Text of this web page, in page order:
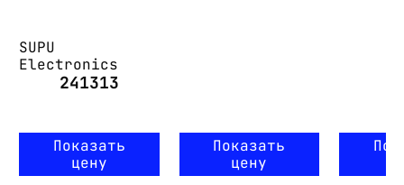
SUPU
Electronics
241313
Показать
цену
Показать
цену